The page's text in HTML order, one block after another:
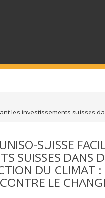
UNE SECTION
les investissements suisses
SUISSE
SUISSES DANS
DU CLIMAT :
LE